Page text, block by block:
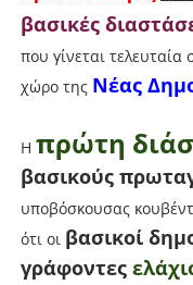
βασικές
που γίνεται τελευταία
χώρο της Νέας
Η πρώτη
βασικούς
υποβόσκουσας
ότι οι βασικοί
γράφοντες